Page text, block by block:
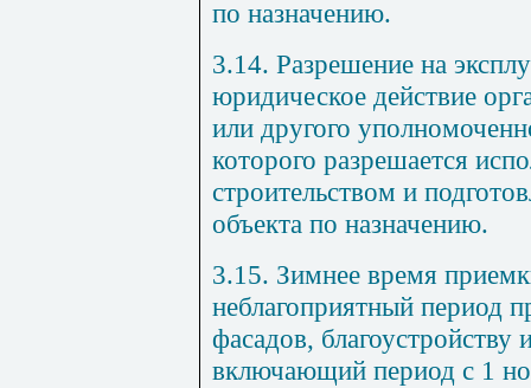
по назначению.
3.14. Разрешение на
юридическое действие
или другого
которого разрешается
строительством и
объекта по назначению.
3.15. Зимнее время
неблагоприятный период
фасадов,
включающий период с 1